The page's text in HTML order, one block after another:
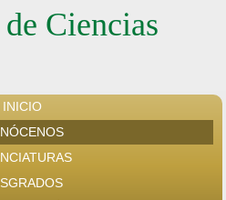
Ciencias
INICIO